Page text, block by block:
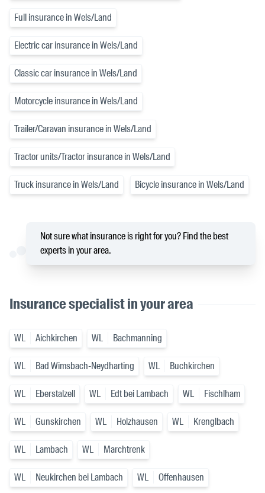
Full insurance in Wels/Land
Electric car insurance in Wels/Land
Classic car insurance in Wels/Land
Motorcycle insurance in Wels/Land
Trailer/Caravan insurance in Wels/Land
Tractor units/Tractor insurance in Wels/Land
Truck insurance in Wels/Land Bicycle insurance in Wels/Land
Not sure what insurance is right for you? Find the best
experts in your area.
Insurance specialist in your area
WL Aichkirchen WL Bachmanning
WL Bad Wimsbach-Neydharting WL Buchkirchen
WL Eberstalzell WL Edt bei Lambach WL Fischlham
WL Gunskirchen WL Holzhausen WL Krenglbach
WL Lambach WL Marchtrenk
WL Neukirchen bei Lambach WL Offenhausen